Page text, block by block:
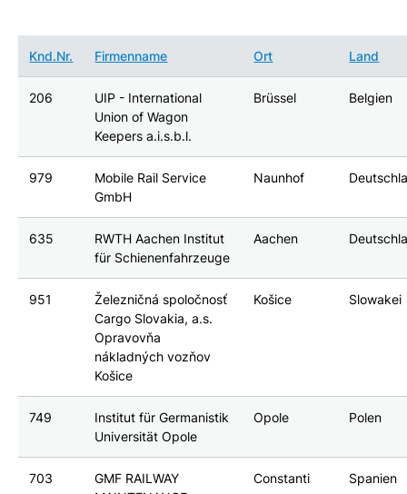
Knd.Nr. Firmenname Ort Land
206
UIP - International
Union of Wagon
Keepers a.i.s.b.l.
Brüssel Belgien
979
Mobile Rail Service
GmbH
Naunhof
635
RWTH Aachen Institut
für Schienenfahrzeuge
Aachen
951
Železničná spoločnosť
Cargo Slovakia, a.s.
Opravovňa
nákladných vozňov
Košice
Košice Slowakei
749
Institut für Germanistik
Universität Opole
Opole Polen
703
GMF RAILWAY
Constanti Spanien